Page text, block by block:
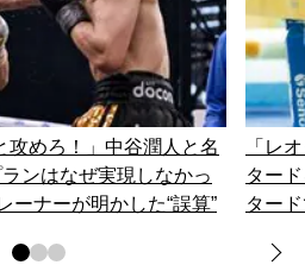
攻めろ！」中谷潤人と名
ンはなぜ実現しなかっ
ーナーが明かした“誤算”
「レ
ター
ター